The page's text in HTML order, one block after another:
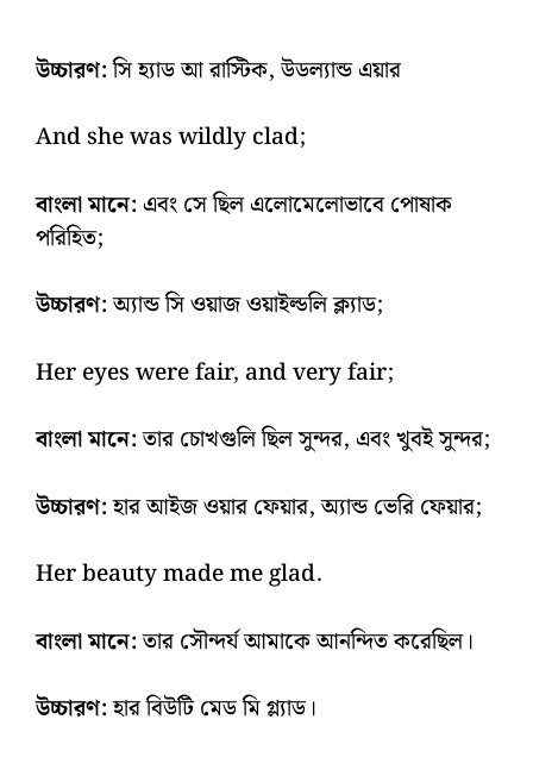
উচ্চারণ:সি হ্যাড আ রাস্টিক, উডল্যান্ড এয়ার
And she was wildly clad;
বাংলা মানে: এবং সে ছিল এলোমেলোভাবে পোষাক
পরিহিত;
উচ্চারণ:অ্যান্ড সি ওয়াজ ওয়াইল্ডলি ক্ল্যাড;
Her eyes were fair, and very fair;
বাংলা মানে:তার চোখগুলি ছিল সুন্দর, এবং খুবই সুন্দর;
উচ্চারণ:হার আইজ ওয়ার ফেয়ার, অ্যান্ড ভেরি ফেয়ার;
Her beauty made me glad.
বাংলা মানে:তার সৌন্দর্য আমাকে আনন্দিত করেছিল।
উচ্চারণ:হার বিউটি মেড মি গ্ল্যাড।